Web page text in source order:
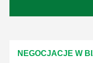
NEGOCJACJE W